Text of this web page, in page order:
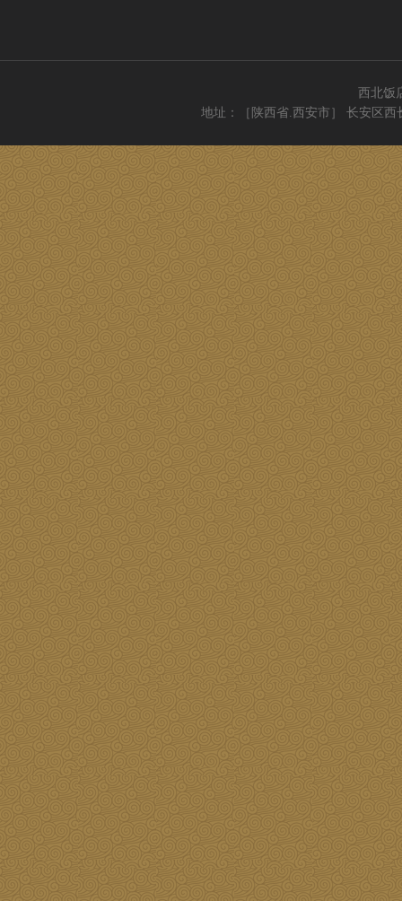
西北饭
地址：［陕西省.西安市］ 长安